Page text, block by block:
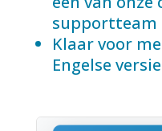
supportteam
Klaar voor
Engelse